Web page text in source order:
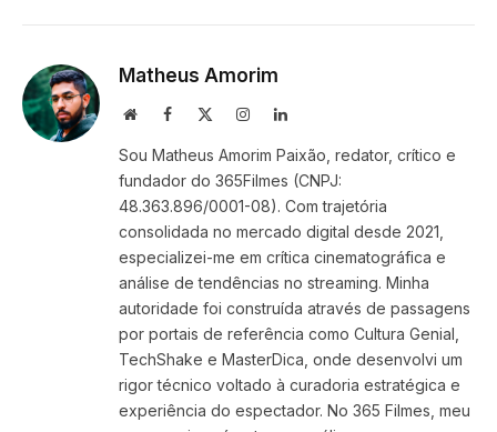
Matheus Amorim
WebsiteFacebook InstagramLinkedIn
Sou Matheus Amorim Paixão, redator, crítico e
fundador do 365Filmes (CNPJ:
48.363.896/0001-08). Com trajetória
consolidada no mercado digital desde 2021,
especializei-me em crítica cinematográfica e
análise de tendências no streaming. Minha
autoridade foi construída através de passagens
por portais de referência como Cultura Genial,
TechShake e MasterDica, onde desenvolvi um
rigor técnico voltado à curadoria estratégica e
experiência do espectador. No 365 Filmes, meu